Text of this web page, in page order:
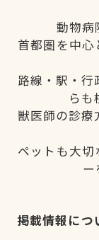
動物病
首都圏を中
路線・駅・
らも
獣医師の診
ペットも大
ー
掲載情報につ